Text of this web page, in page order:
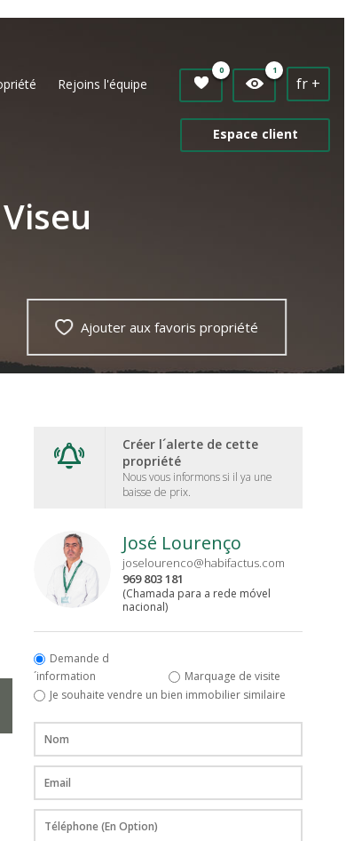
Rejoins l'équipe
0 1
Espace client
fr +
Ajouter aux favoris propriété
Créer l´alerte de cette
propriété
Nous vous informons si il ya une
baisse de prix.
José Lourenço
joselourenco@habifactus.com
969 803 181
(Chamada para a rede móvel
nacional)
Demande d
´information
Marquage de visite
Je souhaite vendre un bien immobilier similaire